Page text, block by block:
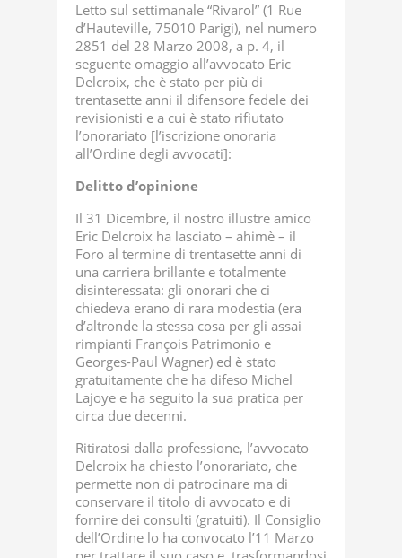
Letto sul settimanale “Rivarol” (1 Rue
d’Hauteville, 75010 Parigi), nel numero
2851 del 28 Marzo 2008, a p. 4, il
seguente omaggio all’avvocato Eric
Delcroix, che è stato per più di
trentasette anni il difensore fedele dei
revisionisti e a cui è stato rifiutato
l’onorariato [l’iscrizione onoraria
all’Ordine degli avvocati]:
Delitto d’opinione
Il 31 Dicembre, il nostro illustre amico
Eric Delcroix ha lasciato – ahimè – il
Foro al termine di trentasette anni di
una carriera brillante e totalmente
disinteressata: gli onorari che ci
chiedeva erano di rara modestia (era
d’altronde la stessa cosa per gli assai
rimpianti François Patrimonio e
Georges-Paul Wagner) ed è stato
gratuitamente che ha difeso Michel
Lajoye e ha seguito la sua pratica per
circa due decenni.
Ritiratosi dalla professione, l’avvocato
Delcroix ha chiesto l’onorariato, che
permette non di patrocinare ma di
conservare il titolo di avvocato e di
fornire dei consulti (gratuiti). Il Consiglio
dell’Ordine lo ha convocato l’11 Marzo